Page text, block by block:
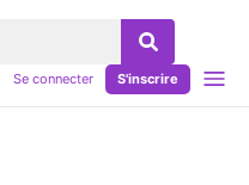
Se connecter S'inscrire